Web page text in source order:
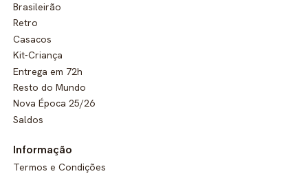
Brasileirão
Retro
Casacos
Kit-Criança
Entrega em 72h
Resto do Mundo
Nova Época 25/26
Saldos
Informação
Termos e Condições